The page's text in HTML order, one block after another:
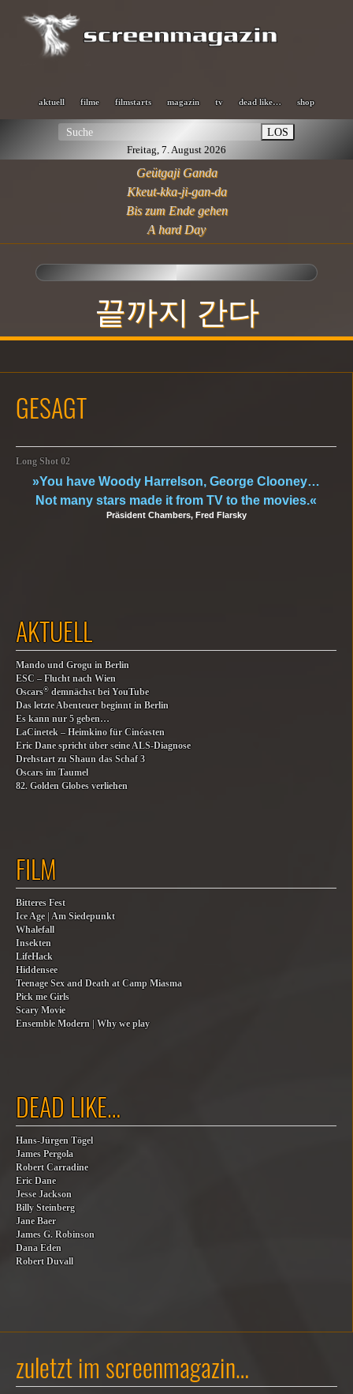
aktuell filme filmstarts magazin tv dead like… shop
LOS
Freitag, 7. August 2026
끝까지 간다
Geütgaji Ganda
Kkeut-kka-ji-gan-da
Bis zum Ende gehen
A hard Day
GESAGT
Long Shot 02
»You have Woody Harrelson, George Clooney…
Not many stars made it from TV to the movies.«
Präsident Chambers, Fred Flarsky
AKTUELL
Mando und Grogu in Berlin
ESC – Flucht nach Wien
Oscars® demnächst bei YouTube
Das letzte Abenteuer beginnt in Berlin
Es kann nur 5 geben…
LaCinetek – Heimkino für Cinéasten
Eric Dane spricht über seine ALS-Diagnose
Drehstart zu Shaun das Schaf 3
Oscars im Taumel
82. Golden Globes verliehen
FILM
Bitteres Fest
Ice Age | Am Siedepunkt
Whalefall
Insekten
LifeHack
Hiddensee
Teenage Sex and Death at Camp Miasma
Pick me Girls
Scary Movie
Ensemble Modern | Why we play
DEAD LIKE…
Hans-Jürgen Tögel
James Pergola
Robert Carradine
Eric Dane
Jesse Jackson
Billy Steinberg
Jane Baer
James G. Robinson
Dana Eden
Robert Duvall
zuletzt im screenmagazin…